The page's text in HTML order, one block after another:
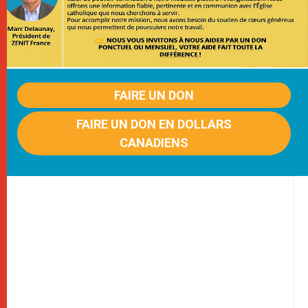
FAIRE UN DON
FAIRE UN DON EN DOLLARS
CANADIENS